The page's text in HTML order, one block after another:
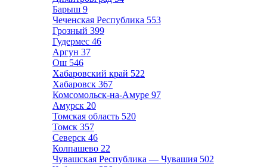
Барыш 9
Чеченская Республика 553
Грозный 399
Гудермес 46
Аргун 37
Ош 546
Хабаровский край 522
Хабаровск 367
Комсомольск-на-Амуре 97
Амурск 20
Томская область 520
Томск 357
Северск 46
Колпашево 22
Чувашская Республика — Чувашия 502